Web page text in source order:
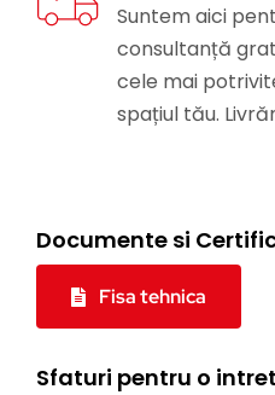
Suntem aici
consultanță
cele mai
spațiul tău.
Documente si
Fisa tehnica
Sfaturi pentru o